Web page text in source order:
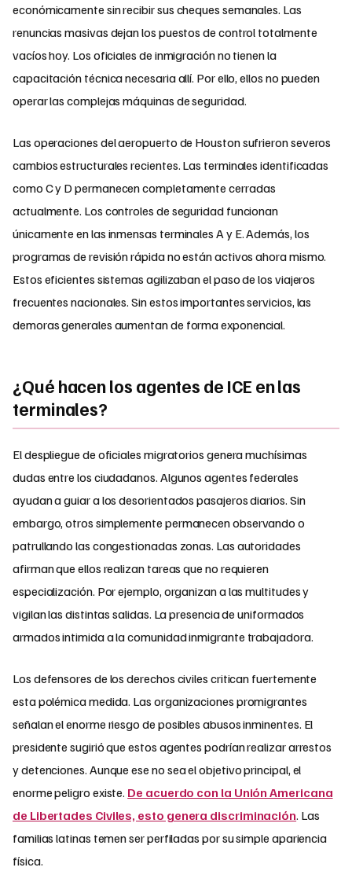
económicamente sin recibir sus cheques semanales. Las
renuncias masivas dejan los puestos de control totalmente
vacíos hoy. Los oficiales de inmigración no tienen la
capacitación técnica necesaria allí. Por ello, ellos no pueden
operar las complejas máquinas de seguridad.
Las operaciones del aeropuerto de Houston sufrieron severos
cambios estructurales recientes. Las terminales identificadas
como C y D permanecen completamente cerradas
actualmente. Los controles de seguridad funcionan
únicamente en las inmensas terminales A y E. Además, los
programas de revisión rápida no están activos ahora mismo.
Estos eficientes sistemas agilizaban el paso de los viajeros
frecuentes nacionales. Sin estos importantes servicios, las
demoras generales aumentan de forma exponencial.
¿Qué hacen los agentes de ICE en las
terminales?
El despliegue de oficiales migratorios genera muchísimas
dudas entre los ciudadanos. Algunos agentes federales
ayudan a guiar a los desorientados pasajeros diarios. Sin
embargo, otros simplemente permanecen observando o
patrullando las congestionadas zonas. Las autoridades
afirman que ellos realizan tareas que no requieren
especialización. Por ejemplo, organizan a las multitudes y
vigilan las distintas salidas. La presencia de uniformados
armados intimida a la comunidad inmigrante trabajadora.
Los defensores de los derechos civiles critican fuertemente
esta polémica medida. Las organizaciones promigrantes
señalan el enorme riesgo de posibles abusos inminentes. El
presidente sugirió que estos agentes podrían realizar arrestos
y detenciones. Aunque ese no sea el objetivo principal, el
enorme peligro existe. De acuerdo con la Unión Americana
de Libertades Civiles, esto genera discriminación. Las
familias latinas temen ser perfiladas por su simple apariencia
física.